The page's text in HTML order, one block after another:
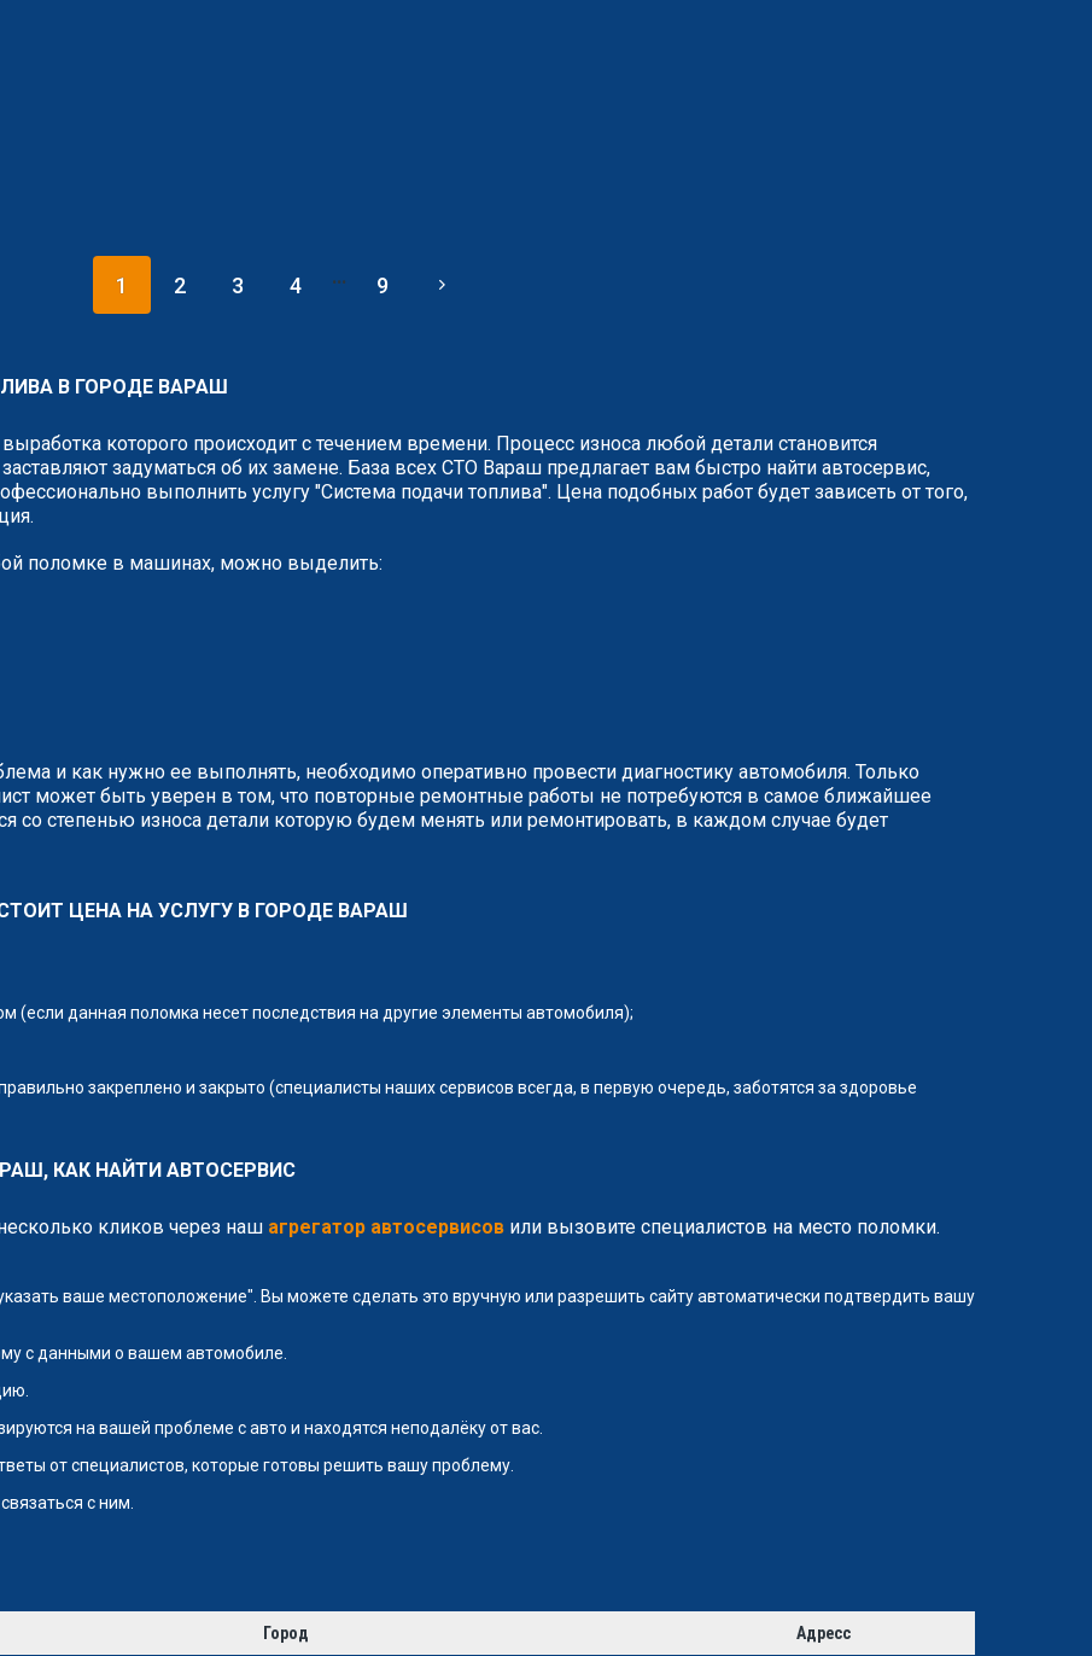
1 2 3 4 ... 9
В ГОРОДЕ ВАРАШ
которого происходит с течением времени. Процесс износа любой детали становится
задуматься об их замене. База всех СТО Вараш предлагает вам быстро найти автосервис,
выполнить услугу "Система подачи топлива". Цена подобных работ будет зависеть от того,
поломке в машинах, можно выделить:
и как нужно ее выполнять, необходимо оперативно провести диагностику автомобиля. Только
может быть уверен в том, что повторные ремонтные работы не потребуются в самое ближайшее
со степенью износа детали которую будем менять или ремонтировать, в каждом случае будет
ЦЕНА НА УСЛУГУ В ГОРОДЕ ВАРАШ
(если данная поломка несет последствия на другие элементы автомобиля);
закреплено и закрыто (специалисты наших сервисов всегда, в первую очередь, заботятся за здоровье
КАК НАЙТИ АВТОСЕРВИС
кликов через наш агрегатор автосервисов или вызовите специалистов на место поломки.
ваше местоположение". Вы можете сделать это вручную или разрешить сайту автоматически подтвердить вашу
с данными о вашем автомобиле.
на вашей проблеме с авто и находятся неподалёку от вас.
от специалистов, которые готовы решить вашу проблему.
с ним.
Город Адресс